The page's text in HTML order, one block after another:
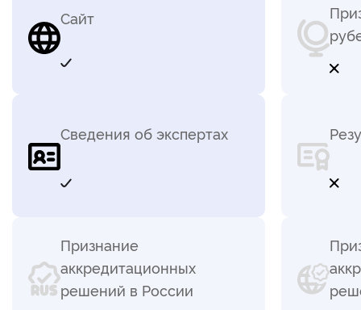
Сайт
Сведения об экспертах
Признание
аккредитационных
решений в России